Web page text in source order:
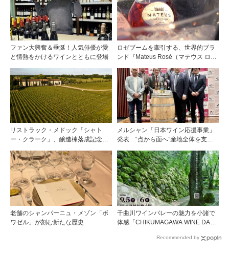
ファン大興奮＆垂涎！人気俳優が愛
と情熱をかけるワインとともに登場
ロゼブームを牽引する、世界的ブラ
ンド『Mateus Rosé（マテウス ロ
リストラック・メドック「シャト
ー・クラーク」、醸造棟落成記念夕
メルシャン「日本ワイン応援事業」
発表 “点から面へ”産地全体を支え
老舗のシャンパーニュ・メゾン「ボ
ワゼル」が刻む新たな歴史
千曲川ワインバレーの魅力を小諸で
体感「CHIKUMAGAWA WINE DAYS
Recommended by